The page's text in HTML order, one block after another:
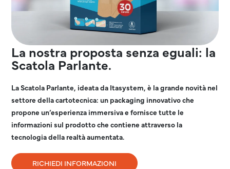
La nostra proposta senza eguali: la
Scatola Parlante.
La Scatola Parlante, ideata da Itasystem, è la grande novità nel
settore della cartotecnica: un packaging innovativo che
propone un’esperienza immersiva e fornisce tutte le
informazioni sul prodotto che contiene attraverso la
tecnologia della realtà aumentata.
RICHIEDI INFORMAZIONI